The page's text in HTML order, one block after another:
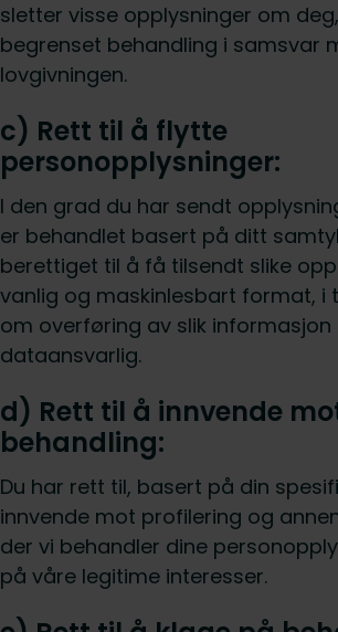
sletter visse opplysninger om
begrenset behandling i samsvar
lovgivningen.
c) Rett til å flytte
personopplysninger:
I den grad du har sendt
er behandlet basert på ditt
berettiget til å få tilsendt slike
vanlig og maskinlesbart format, i
om overføring av slik informasjon
dataansvarlig.
d) Rett til å innvende
behandling:
Du har rett til, basert på din
innvende mot profilering og
der vi behandler dine
på våre legitime interesser.